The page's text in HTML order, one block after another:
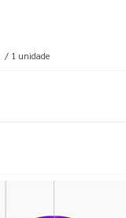
/ 1 unidade